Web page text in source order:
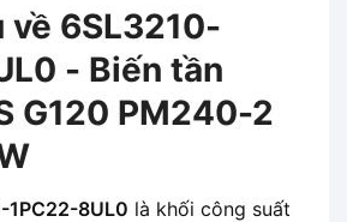
về 6SL3210-
- Biến tần
G120 PM240-2
1PC22-8UL0 là khối công suất